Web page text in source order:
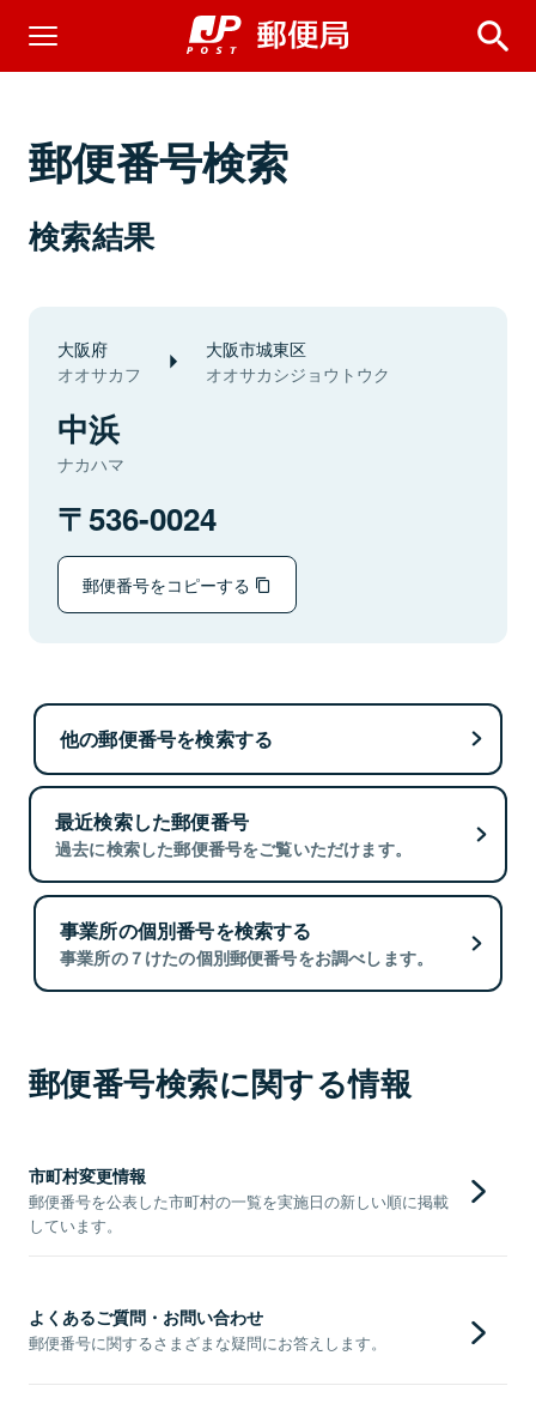
郵便番号検索
検索結果
大阪府
オオサカフ
大阪市城東区
オオサカシジョウトウク
中浜
ナカハマ
536-0024
郵便番号をコピーする
他の郵便番号を検索する
最近検索した郵便番号
過去に検索した郵便番号をご覧いただけます。
事業所の個別番号を検索する
事業所の７けたの個別郵便番号をお調べします。
郵便番号検索に関する情報
市町村変更情報
郵便番号を公表した市町村の一覧を実施日の新しい順に掲載
しています。
よくあるご質問・お問い合わせ
郵便番号に関するさまざまな疑問にお答えします。